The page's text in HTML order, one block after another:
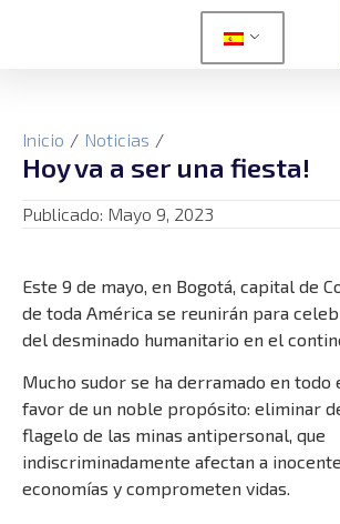
Inicio / Noticias /
Hoy va a ser una fiesta!
Publicado: Mayo 9, 2023
Este 9 de mayo, en Bogotá, capital de
de toda América se reunirán para
del desminado humanitario en el
Mucho sudor se ha derramado en todo
favor de un noble propósito: eliminar
flagelo de las minas antipersonal, que
indiscriminadamente afectan a
economías y comprometen vidas.